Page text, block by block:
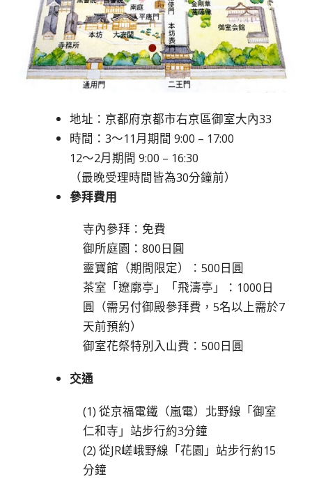
地址：京都府京都市右京區御室大內33
時間：3～11月期間 9:00 – 17:00
12～2月期間 9:00 – 16:30
（最晚受理時間皆為30分鐘前）
參拜費用
寺內參拜：免費
御所庭園：800日圓
靈寶館（期間限定）：500日圓
茶室「遼廓亭」「飛濤亭」：1000日
圓（需另付御殿參拜費，5名以上需於7
天前預約）
御室花祭特別入山費：500日圓
交通
(1) 從京福電鐵（嵐電）北野線「御室
仁和寺」站步行約3分鐘
(2) 從JR嵯峨野線「花園」站步行約15
分鐘